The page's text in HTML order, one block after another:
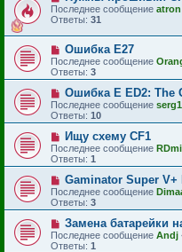
Последнее сообщение atron
Ответы: 31
Ошибка Е27
Последнее сообщение
Ответы: 3
Ошибка Е ЕD2: The
Последнее сообщение
Ответы: 10
Ищу схему CF1
Последнее сообщение
Ответы: 1
Gaminator Super V+
Последнее сообщение
Ответы: 3
Замена батарейки
Последнее сообщение Andj
Ответы: 1